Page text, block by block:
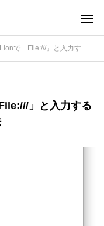
と入力するとクラッシュする件の対策方法
」と入力する